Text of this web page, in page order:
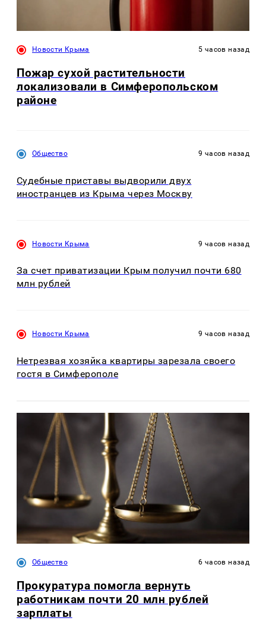
Новости Крыма 5 часов назад
Пожар сухой растительности
локализовали в Симферопольском
районе
Общество 9 часов назад
Судебные приставы выдворили двух
иностранцев из Крыма через Москву
Новости Крыма 9 часов назад
За счет приватизации Крым получил почти 680
млн рублей
Новости Крыма 9 часов назад
Нетрезвая хозяйка квартиры зарезала своего
гостя в Симферополе
Общество 6 часов назад
Прокуратура помогла вернуть
работникам почти 20 млн рублей
зарплаты